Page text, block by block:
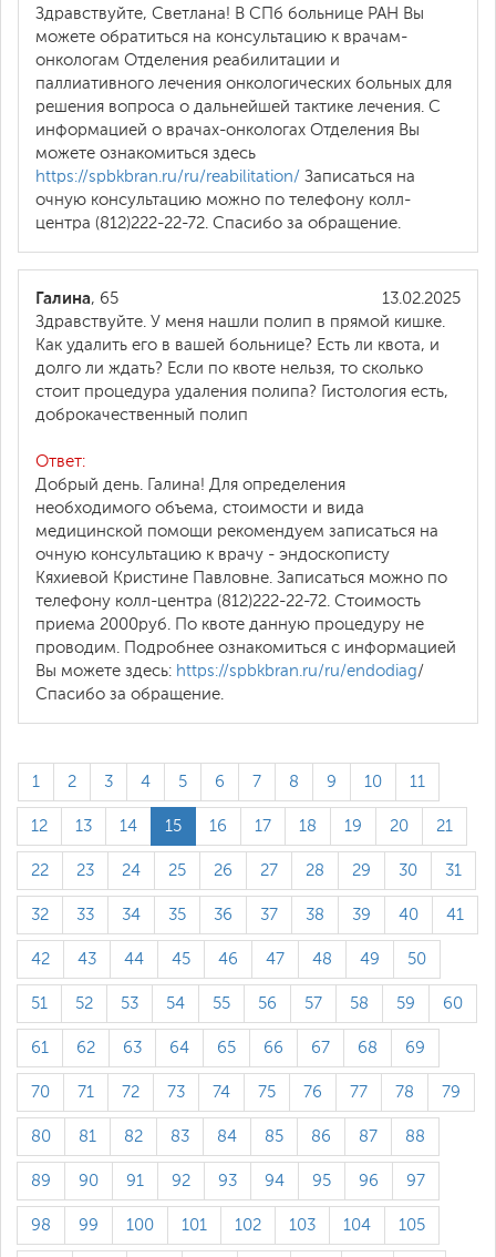
Здравствуйте, Светлана! В СПб больнице РАН Вы
можете обратиться на консультацию к врачам-
онкологам Отделения реабилитации и
паллиативного лечения онкологических больных для
решения вопроса о дальнейшей тактике лечения. С
информацией о врачах-онкологах Отделения Вы
можете ознакомиться здесь
https://spbkbran.ru/ru/reabilitation/ Записаться на
очную консультацию можно по телефону колл-
центра (812)222-22-72. Спасибо за обращение.
13.02.2025
Галина, 65
Здравствуйте. У меня нашли полип в прямой кишке.
Как удалить его в вашей больнице? Есть ли квота, и
долго ли ждать? Если по квоте нельзя, то сколько
стоит процедура удаления полипа? Гистология есть,
доброкачественный полип
Ответ:
Добрый день. Галина! Для определения
необходимого объема, стоимости и вида
медицинской помощи рекомендуем записаться на
очную консультацию к врачу - эндоскописту
Кяхиевой Кристине Павловне. Записаться можно по
телефону колл-центра (812)222-22-72. Стоимость
приема 2000руб. По квоте данную процедуру не
проводим. Подробнее ознакомиться с информацией
Вы можете здесь: https://spbkbran.ru/ru/endodiag/
Спасибо за обращение.
1 2 3 4 5 6 7 8 9 10 11
12 13 14 15 16 17 18 19 20 21
22 23 24 25 26 27 28 29 30 31
32 33 34 35 36 37 38 39 40 41
42 43 44 45 46 47 48 49 50
51 52 53 54 55 56 57 58 59 60
61 62 63 64 65 66 67 68 69
70 71 72 73 74 75 76 77 78 79
80 81 82 83 84 85 86 87 88
89 90 91 92 93 94 95 96 97
98 99 100 101 102 103 104 105